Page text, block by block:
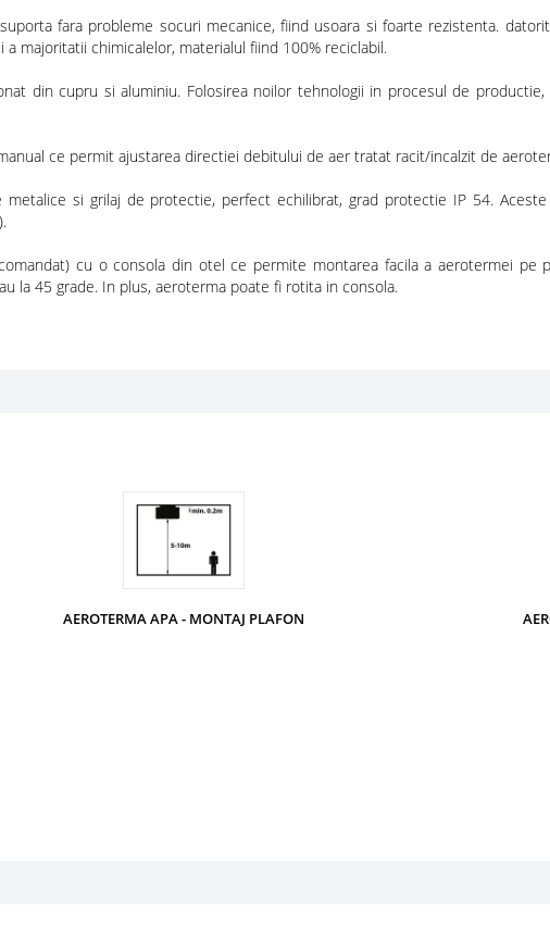
fara probleme socuri mecanice, fiind usoara si foarte rezistenta.
majoritatii chimicalelor, materialul fiind 100% reciclabil.
din cupru si aluminiu. Folosirea noilor tehnologii in procesul de
ce permit ajustarea directiei debitului de aer tratat racit/incalzit de
si grilaj de protectie, perfect echilibrat, grad protectie IP 54.
cu o consola din otel ce permite montarea facila a aerotermei pe
la 45 grade. In plus, aeroterma poate fi rotita in consola.
AEROTERMA APA - MONTAJ PLAFON